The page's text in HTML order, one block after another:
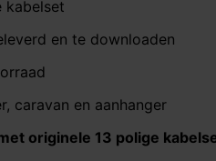
en te downloaden
en aanhanger
originele 13 polige